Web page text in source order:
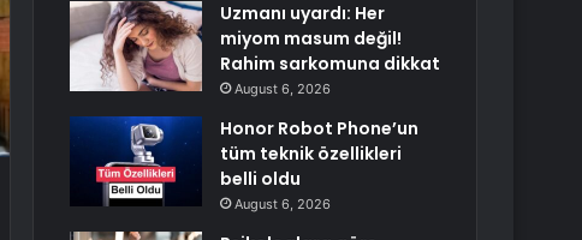
Uzmanı uyardı: Her
miyom masum değil!
Rahim sarkomuna dikkat
August 6, 2026
Honor Robot Phone’un
tüm teknik özellikleri
belli oldu
August 6, 2026